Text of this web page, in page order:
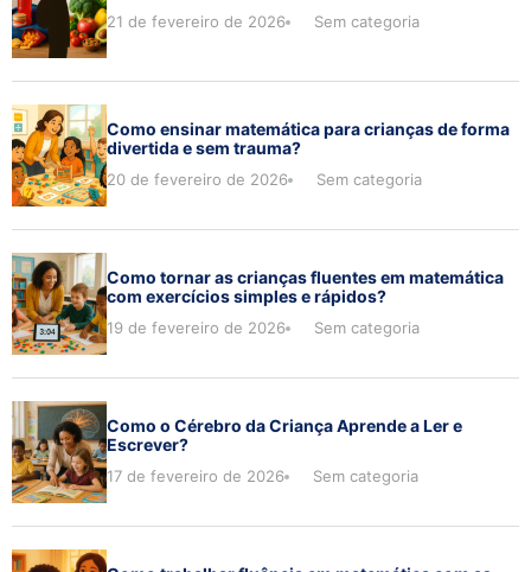
21 de fevereiro de 2026 Sem categoria
Como ensinar matemática para crianças de forma
divertida e sem trauma?
20 de fevereiro de 2026 Sem categoria
Como tornar as crianças fluentes em matemática
com exercícios simples e rápidos?
19 de fevereiro de 2026 Sem categoria
Como o Cérebro da Criança Aprende a Ler e
Escrever?
17 de fevereiro de 2026 Sem categoria